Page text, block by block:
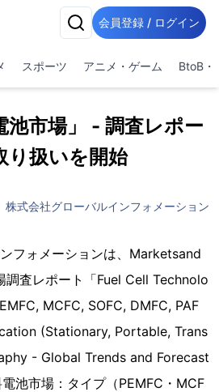
会員登録 / ログイン
スポーツ アニメ・ゲーム BtoB・
池市場」 - 調査レポー
り扱いを開始
株式会社グローバルインフォメーション
フォメーションは、Marketsand
調査レポート「Fuel Cell Technolo
MCFC, SOFC, DMFC, PAF
(Stationary, Portable, Trans
- Global Trends and Forecast
池市場：タイプ（PEMFC・MCF